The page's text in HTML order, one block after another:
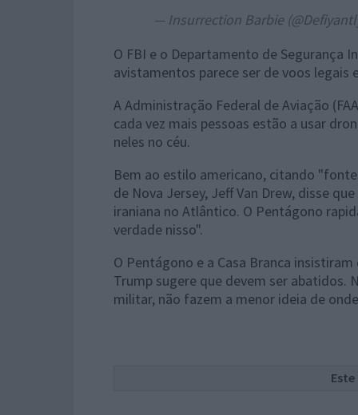
— Insurrection Barbie
O FBI e o Departamento de Segurança
avistamentos parece ser de voos legais
A Administração Federal de Aviação
cada vez mais pessoas estão a usar
neles no céu.
Bem ao estilo americano, citando
de Nova Jersey, Jeff Van Drew, disse
iraniana no Atlântico. O Pentágono
verdade nisso".
O Pentágono e a Casa Branca
Trump sugere que devem ser
militar, não fazem a menor ideia de